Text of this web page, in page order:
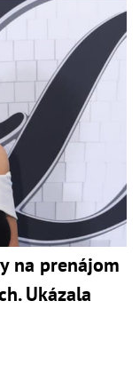
na prenájom
Ukázala